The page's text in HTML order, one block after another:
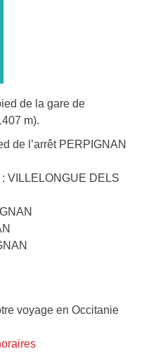
de la gare de
m).
de l’arrêt PERPIGNAN
VILLELONGUE DELS
voyage en Occitanie